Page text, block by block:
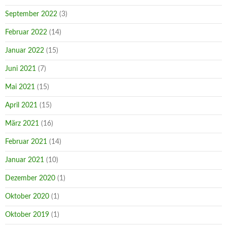
September 2022 (3)
Februar 2022 (14)
Januar 2022 (15)
Juni 2021 (7)
Mai 2021 (15)
April 2021 (15)
März 2021 (16)
Februar 2021 (14)
Januar 2021 (10)
Dezember 2020 (1)
Oktober 2020 (1)
Oktober 2019 (1)